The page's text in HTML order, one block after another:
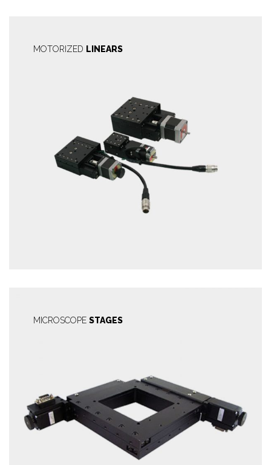
MOTORIZED LINEARS
MICROSCOPE STAGES